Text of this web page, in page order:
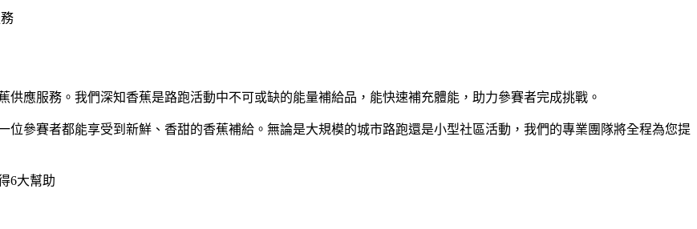
應服務。我們深知香蕉是路跑活動中不可或缺的能量補給品，能快速補充體能，助力參賽者完成挑戰。
參賽者都能享受到新鮮、香甜的香蕉補給。無論是大規模的城市路跑還是小型社區活動，我們的專業團隊將全程為您提
6大幫助